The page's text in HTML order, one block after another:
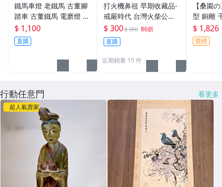
鐵馬車燈 老鐵馬 古董腳
踏車 古董鐵馬 電磨燈 古
董鐵馬車燈 單車摩擦發
電 摩擦發電 老車燈
$ 1,100
直購
打火機鼻祖 早期收藏品-
戒嚴時代 台灣火柴公司
生產 飛火箭火柴10盒1封
🔥番仔火 台中市賣老火
柴0932-624811絕版火
柴 雜貨 劇組拍片
$ 300$ 350 86折
直購
近期銷量 15 件
【桑園
型 銅雕
G 孔雀
殼老道
雕 T
$ 1,826
競標
行動任意門 看更多
超人氣賣家